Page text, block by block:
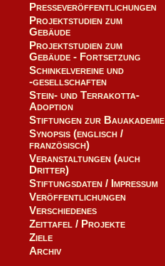
Presseveröffentlichungen
Projektstudien zum
Gebäude
Projektstudien zum
Gebäude - Fortsetzung
Schinkelvereine und
-gesellschaften
Stein- und Terrakotta-
Adoption
Stiftungen zur Bauakademie
Synopsis (englisch /
französisch)
Veranstaltungen (auch
Dritter)
Stiftungsdaten / Impressum
Veröffentlichungen
Verschiedenes
Zeittafel / Projekte
Ziele
Archiv